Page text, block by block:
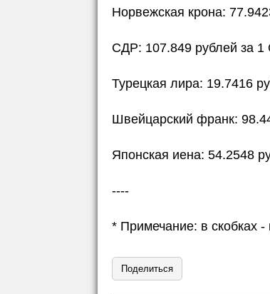
Норвежская крона:
СДР: 107.849 рублей за
Турецкая лира: 19.7416
Швейцарский франк:
Японская иена: 54.2548
----
* Примечание: в скобках
Поделиться